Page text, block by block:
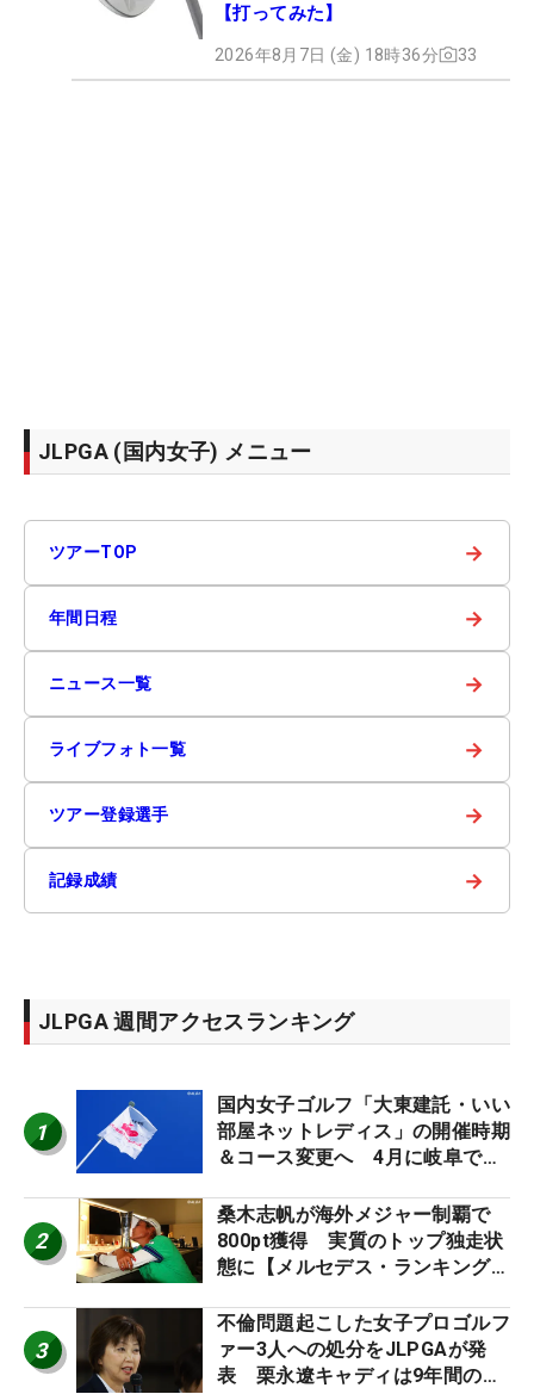
【打ってみた】
2026年8月7日 (金) 18時36分 33
JLPGA (国内女子) メニュー
ツアーTOP →
年間日程 →
ニュース一覧 →
ライブフォト一覧 →
ツアー登録選手 →
記録成績 →
JLPGA 週間アクセスランキング
1
国内女子ゴルフ「大東建託・いい
部屋ネットレディス」の開催時期
＆コース変更へ 4月に岐阜で開
2
桑木志帆が海外メジャー制覇で
800pt獲得 実質のトップ独走状
態に【メルセデス・ランキング番
3
不倫問題起こした女子プロゴルフ
ァー3人への処分をJLPGAが発
表 栗永遼キャディは9年間の立